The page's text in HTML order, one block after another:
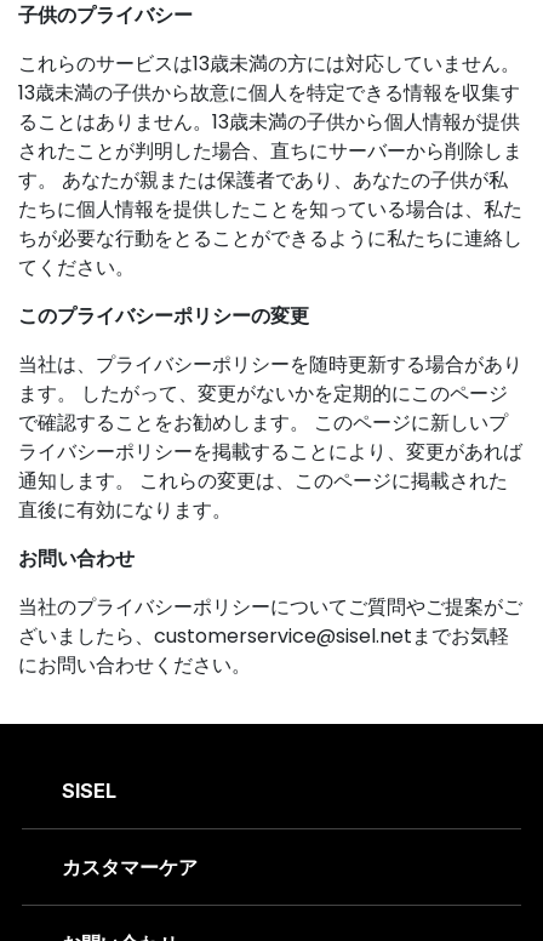
子供のプライバシー
これらのサービスは13歳未満の方には対応していません。
13歳未満の子供から故意に個人を特定できる情報を収集す
ることはありません。13歳未満の子供から個人情報が提供
されたことが判明した場合、直ちにサーバーから削除しま
す。 あなたが親または保護者であり、あなたの子供が私
たちに個人情報を提供したことを知っている場合は、私た
ちが必要な行動をとることができるように私たちに連絡し
てください。
このプライバシーポリシーの変更
当社は、プライバシーポリシーを随時更新する場合があり
ます。 したがって、変更がないかを定期的にこのページ
で確認することをお勧めします。 このページに新しいプ
ライバシーポリシーを掲載することにより、変更があれば
通知します。 これらの変更は、このページに掲載された
直後に有効になります。
お問い合わせ
当社のプライバシーポリシーについてご質問やご提案がご
ざいましたら、 customerservice@sisel.netまでお気軽
にお問い合わせください。
SISEL
カスタマーケア